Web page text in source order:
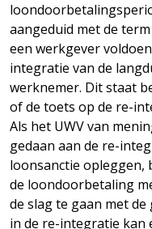
aangeduid met de
een werkgever
integratie van de
werknemer. Dit staat
of de toets op de re-
Als het UWV van
gedaan aan de re-
loonsanctie opleggen,
de loondoorbetaling
de slag te gaan met
in de re-integratie kan